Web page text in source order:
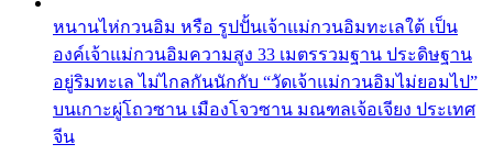
หนานไห่กวนอิม หรือ รูปปั้นเจ้าแม่กวนอิมทะเลใต้ เป็น
องค์เจ้าแม่กวนอิมความสูง 33 เมตรรวมฐาน ประดิษฐาน
อยู่ริมทะเล ไม่ไกลกันนักกับ “วัดเจ้าแม่กวนอิมไม่ยอมไป”
บนเกาะผู่โถวซาน เมืองโจวซาน มณฑลเจ้อเจียง ประเทศ
จีน